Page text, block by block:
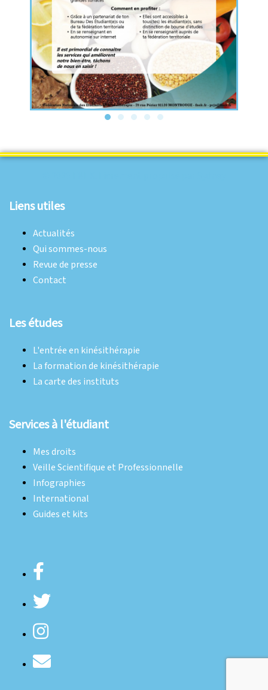
Liens utiles
Actualités
Qui sommes-nous
Revue de presse
Contact
Les études
L'entrée en kinésithérapie
La formation de kinésithérapie
La carte des instituts
Services à l'étudiant
Mes droits
Veille Scientifique et Professionnelle
Infographies
International
Guides et kits